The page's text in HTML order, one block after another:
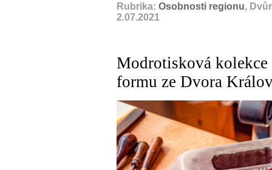
Rubrika: Osobnosti regionu,
2.07.2021
Modrotisková
formu ze Dvora